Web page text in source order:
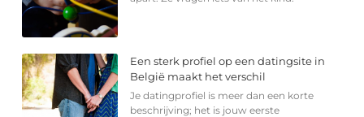
Een sterk profiel op een datingsite in
België maakt het verschil
Je datingprofiel is meer dan een korte
beschrijving; het is jouw eerste